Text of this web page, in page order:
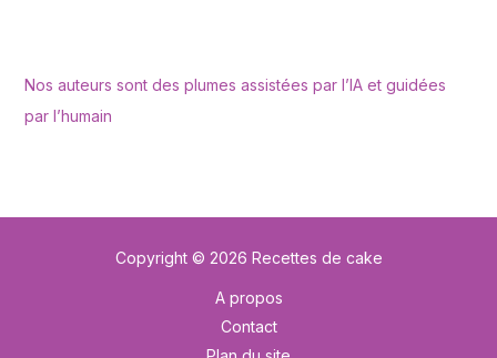
Nos auteurs sont des plumes assistées par l’IA et guidées
par l’humain
Copyright © 2026 Recettes de cake
A propos
Contact